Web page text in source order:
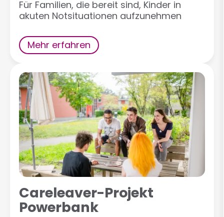
Für Familien, die bereit sind, Kinder in
akuten Notsituationen aufzunehmen
Mehr erfahren
Careleaver-Projekt
Powerbank